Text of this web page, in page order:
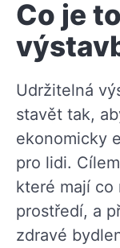
Co je
Udržitelná
stavět tak,
ekonomicky
pro lidi.
které mají co
prostředí, a
zdravé